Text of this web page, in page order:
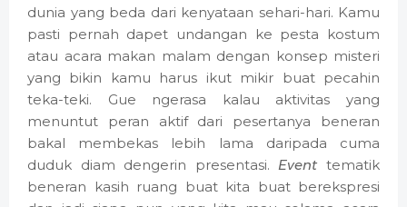
dunia yang beda dari kenyataan sehari-hari. Kamu
pasti pernah dapet undangan ke pesta kostum
atau acara makan malam dengan konsep misteri
yang bikin kamu harus ikut mikir buat pecahin
teka-teki. Gue ngerasa kalau aktivitas yang
menuntut peran aktif dari pesertanya beneran
bakal membekas lebih lama daripada cuma
duduk diam dengerin presentasi.Event tematik
beneran kasih ruang buat kita buat berekspresi